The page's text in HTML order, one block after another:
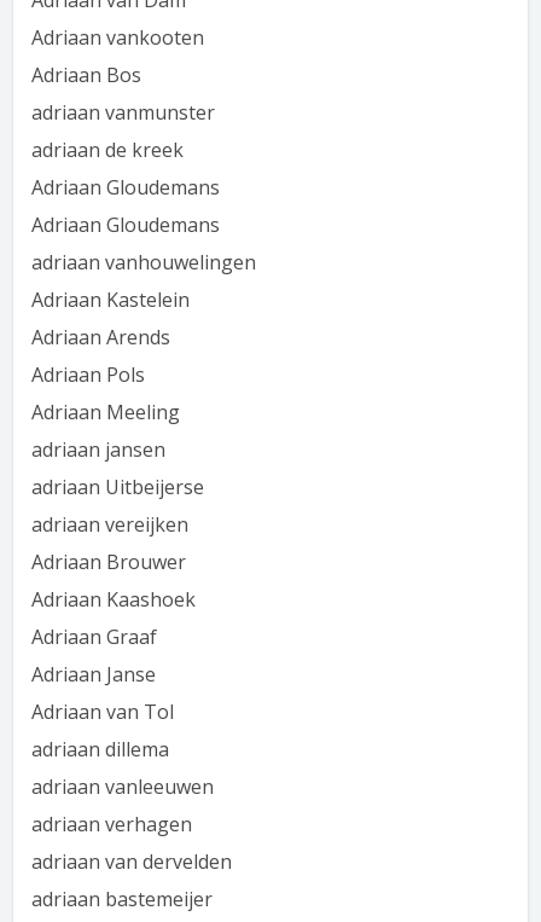
Adriaan vankooten
Adriaan Bos
adriaan vanmunster
adriaan de kreek
Adriaan Gloudemans
Adriaan Gloudemans
adriaan vanhouwelingen
Adriaan Kastelein
Adriaan Arends
Adriaan Pols
Adriaan Meeling
adriaan jansen
adriaan Uitbeijerse
adriaan vereijken
Adriaan Brouwer
Adriaan Kaashoek
Adriaan Graaf
Adriaan Janse
Adriaan van Tol
adriaan dillema
adriaan vanleeuwen
adriaan verhagen
adriaan van dervelden
adriaan bastemeijer